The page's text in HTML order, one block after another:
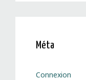
Méta
Connexion